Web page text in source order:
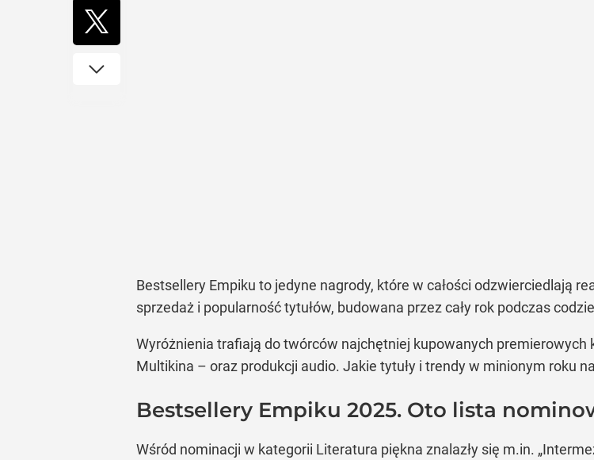
Bestsellery Empiku to jedyne nagrody, które w całości odzwierciedlają
sprzedaż i popularność tytułów, budowana przez cały rok podczas
Wyróżnienia trafiają do twórców najchętniej kupowanych
Multikina – oraz produkcji audio. Jakie tytuły i trendy w minionym roku
Bestsellery Empiku 2025. Oto lista
Wśród nominacji w kategorii Literatura piękna znalazły się m.in.